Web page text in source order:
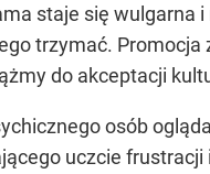
staje się
trzymać.
do akceptacji
osób
uczcie